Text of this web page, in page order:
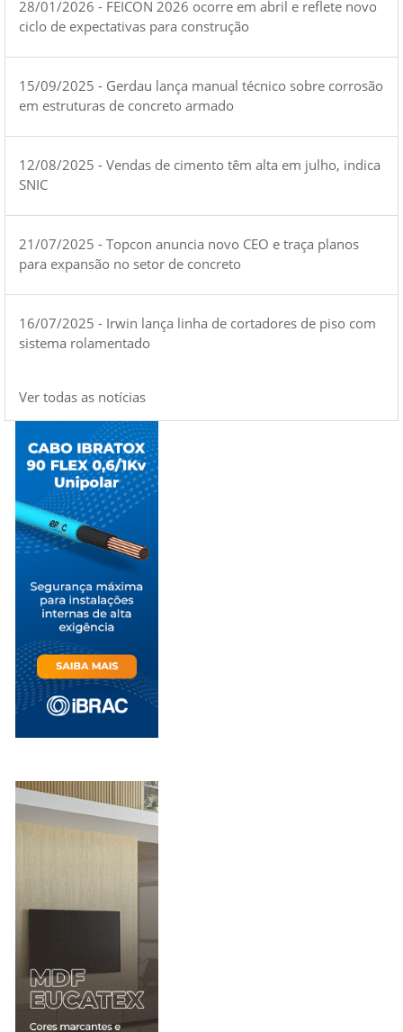
28/01/2026 - FEICON 2026 ocorre em abril e reflete novo
ciclo de expectativas para construção
15/09/2025 - Gerdau lança manual técnico sobre corrosão
em estruturas de concreto armado
12/08/2025 - Vendas de cimento têm alta em julho, indica
SNIC
21/07/2025 - Topcon anuncia novo CEO e traça planos
para expansão no setor de concreto
16/07/2025 - Irwin lança linha de cortadores de piso com
sistema rolamentado
Ver todas as notícias